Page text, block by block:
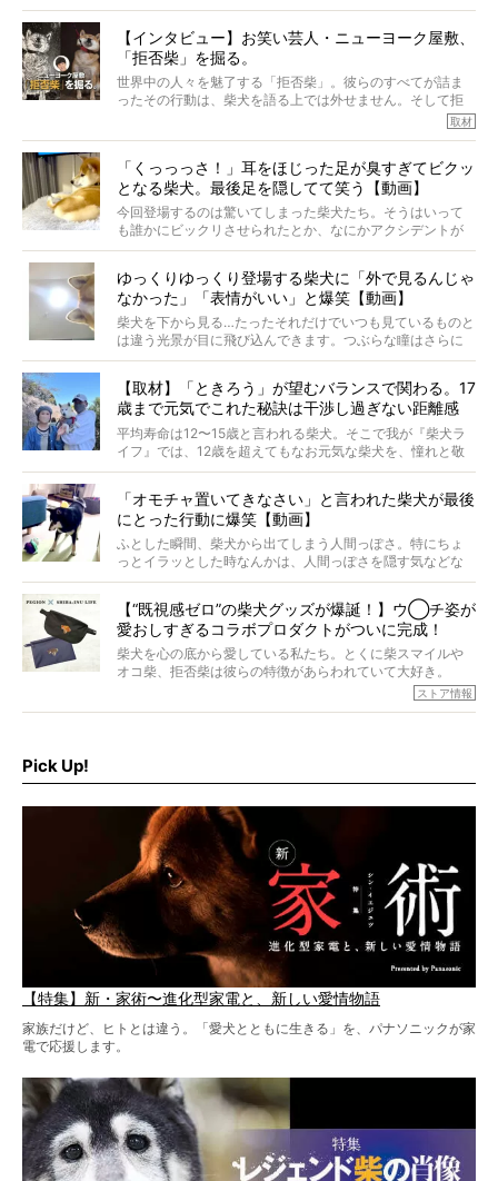
語でした。
※文章はご本人の了承を得て編集しています
※画像はすべてイメージです
※この記事は個人の感想であり、効果・効能を示すものではありません
そんな噂を聞きつけ、今回はハワイの柴犬たちを取材して
きました！
【インタビュー】お笑い芸人・ニューヨーク屋敷、
「拒否柴」を掘る。
世界中の人々を魅了する「拒否柴」。彼らのすべてが詰ま
ったその行動は、柴犬を語る上では外せません。そして拒
否柴がここまで話題になるのは、“映える”ことも理由のひと
がるのでしょうか。
最近版画製作を始めた、お笑いコンビ「ニューヨーク」の
屋敷裕政さんに、拒否柴を掘っていただきました！ イン
タビューと合わせてご覧ください。
取材
「くっっっさ！」耳をほじった足が臭すぎてビクッ
となる柴犬。最後足を隠してて笑う【動画】
今回登場するのは驚いてしまった柴犬たち。そうはいって
も誰かにビックリさせられたとか、なにかアクシデントが
起きたとか、そういうことが原因ではありません。全ての
ゆっくりゆっくり登場する柴犬に「外で見るんじゃ
なかった」「表情がいい」と爆笑【動画】
柴犬を下から見る…たったそれだけでいつも見ているものと
は違う光景が目に飛び込んできます。つぶらな瞳はさらに
つぶらに見え、モフモフのお顔はさらにモフモフに見えま
【取材】「ときろう」が望むバランスで関わる。17
歳まで元気でこれた秘訣は干渉し過ぎない距離感
#38ときろう
平均寿命は12〜15歳と言われる柴犬。そこで我が『柴犬ラ
イフ』では、12歳を超えてもなお元気な柴犬を、憧れと敬
意を込めて“レジェンド柴”と呼んでいます。 この特集で
ォーカスし、その元気の秘訣や、老犬と暮らすうえで大切
だと思うことを、オーナーさんに語っていただきます。今
回登場してくれたのは、17歳のときろうくん。小さい頃か
ら食が細かったため、何でも食べさせてきたということで
「オモチャ置いてきなさい」と言われた柴犬が最後
にとった行動に爆笑【動画】
ふとした瞬間、柴犬から出てしまう人間っぽさ。特にちょ
っとイラッとした時なんかは、人間っぽさを隠す気などな
いように見えます。もしかして本当の本当は、中身は人間
【“既視感ゼロ”の柴犬グッズが爆誕！】ウ◯チ姿が
愛おしすぎるコラボプロダクトがついに完成！
柴犬を心の底から愛している私たち。とくに柴スマイルや
オコ柴、拒否柴は彼らの特徴があらわれていて大好き。
でもちょっと待て…もうひとつ、忘れてはならない愛おしい
ストア情報
Pick Up!
【特集】新・家術〜進化型家電と、新しい愛情物語
家族だけど、ヒトとは違う。「愛犬とともに生きる」を、パナソニックが家
電で応援します。